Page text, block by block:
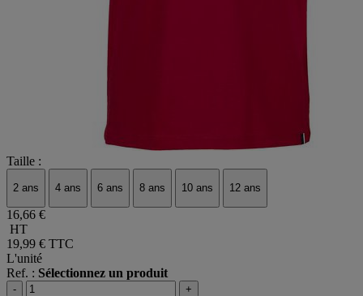
Taille :
2 ans 4 ans 6 ans 8 ans 10 ans 12 ans
16,66 €
HT
19,99 € TTC
L'unité
Ref. : Sélectionnez un produit
- +